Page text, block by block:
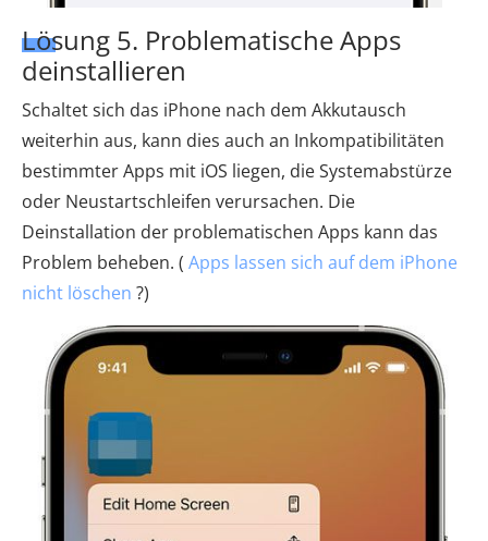
Lösung 5. Problematische Apps
deinstallieren
Schaltet sich das iPhone nach dem Akkutausch
weiterhin aus, kann dies auch an Inkompatibilitäten
bestimmter Apps mit iOS liegen, die Systemabstürze
oder Neustartschleifen verursachen. Die
Deinstallation der problematischen Apps kann das
Problem beheben. ( Apps lassen sich auf dem iPhone
nicht löschen ?)